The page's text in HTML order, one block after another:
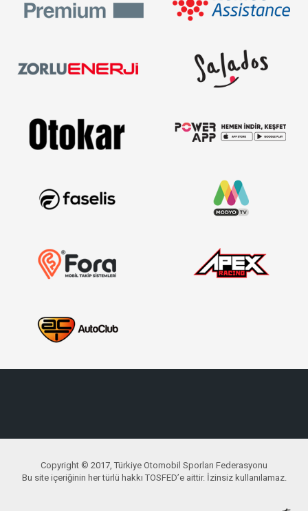
Copyright © 2017, Türkiye Otomobil Sporları Federasyonu
Bu site içeriğinin her türlü hakkı TOSFED’e aittir. İzinsiz kullanılamaz.